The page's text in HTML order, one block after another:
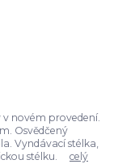
novém provedení.
Osvědčený
Vyndávací stélka,
stélku. celý